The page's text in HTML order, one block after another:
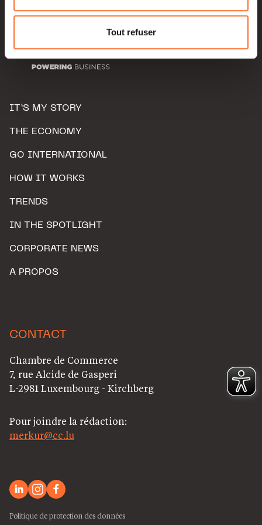
Pour de plus amples informations sur la manière dont
nous utilisons lescookies et sommes amenés à traiter
Charte d’usage des cookieset notrePolitique de
protection des données personnelles.
Tout refuser
IT’S MY STORY
THE ECONOMY
GO INTERNATIONAL
HOW IT WORKS
TRENDS
IN THE SPOTLIGHT
CORPORATE NEWS
A PROPOS
CONTACT
Chambre de Commerce
7, rue Alcide de Gasperi
L-2981 Luxembourg - Kirchberg
Pour joindre la rédaction:
merkur@cc.lu
Politique de protection des données